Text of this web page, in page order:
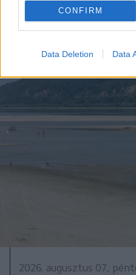
CONFIRM
Data Deletion Data
2026. augusztus 07.,